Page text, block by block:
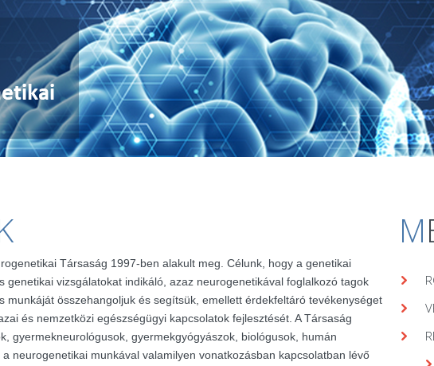
Társaság 1997-ben alakult meg. Célunk, hogy a genetikai
genetikai vizsgálatokat indikáló, azaz neurogenetikával foglalkozó tagok
munkáját összehangoljuk és segítsük, emellett érdekfeltáró tevékenységet
és nemzetközi egészségügyi kapcsolatok fejlesztését. A Társaság
gyermekneurológusok, gyermekgyógyászok, biológusok, humán
neurogenetikai munkával valamilyen vonatkozásban kapcsolatban lévő
M